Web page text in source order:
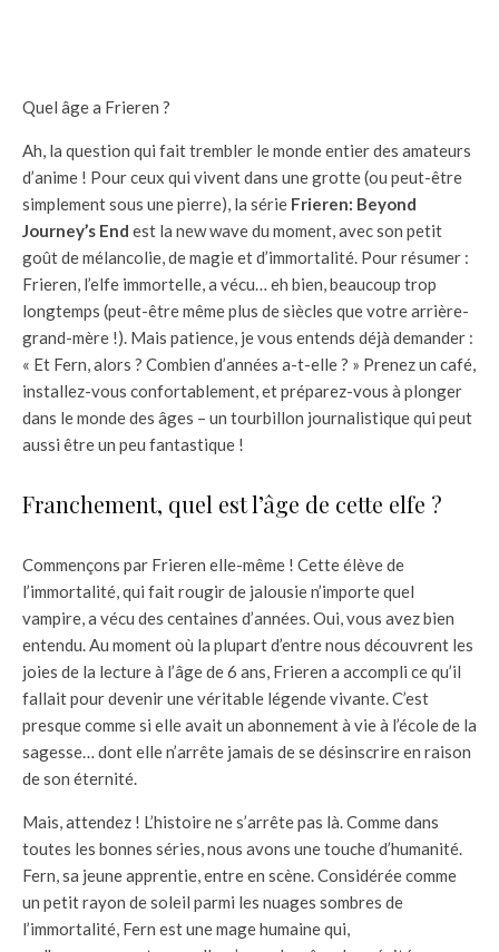
Quel âge a Frieren ?
Ah, la question qui fait trembler le monde entier des amateurs
d’anime ! Pour ceux qui vivent dans une grotte (ou peut-être
simplement sous une pierre), la série Frieren: Beyond
Journey’s End est la new wave du moment, avec son petit
goût de mélancolie, de magie et d’immortalité. Pour résumer :
Frieren, l’elfe immortelle, a vécu… eh bien, beaucoup trop
longtemps (peut-être même plus de siècles que votre arrière-
grand-mère !). Mais patience, je vous entends déjà demander :
« Et Fern, alors ? Combien d’années a-t-elle ? » Prenez un café,
installez-vous confortablement, et préparez-vous à plonger
dans le monde des âges – un tourbillon journalistique qui peut
aussi être un peu fantastique !
Franchement, quel est l’âge de cette elfe ?
Commençons par Frieren elle-même ! Cette élève de
l’immortalité, qui fait rougir de jalousie n’importe quel
vampire, a vécu des centaines d’années. Oui, vous avez bien
entendu. Au moment où la plupart d’entre nous découvrent les
joies de la lecture à l’âge de 6 ans, Frieren a accompli ce qu’il
fallait pour devenir une véritable légende vivante. C’est
presque comme si elle avait un abonnement à vie à l’école de la
sagesse… dont elle n’arrête jamais de se désinscrire en raison
de son éternité.
Mais, attendez ! L’histoire ne s’arrête pas là. Comme dans
toutes les bonnes séries, nous avons une touche d’humanité.
Fern, sa jeune apprentie, entre en scène. Considérée comme
un petit rayon de soleil parmi les nuages sombres de
l’immortalité, Fern est une mage humaine qui,